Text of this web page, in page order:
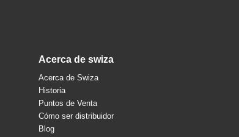
acerca de swiza
Acerca de Swiza
Historia
Puntos de Venta
Cómo ser distribuidor
Blog